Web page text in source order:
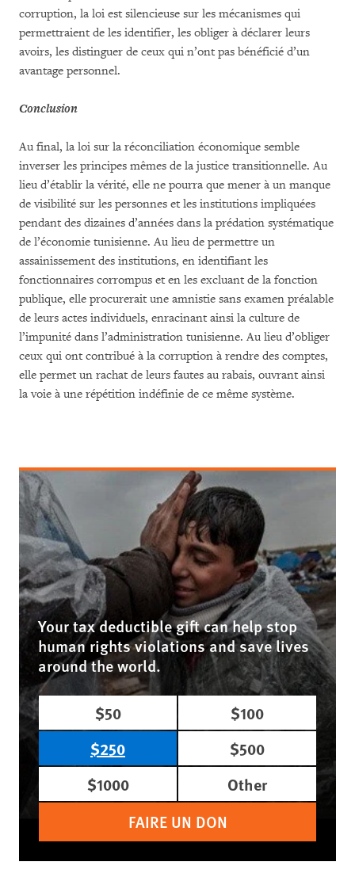
corruption, la loi est silencieuse sur les mécanismes qui
permettraient de les identifier, les obliger à déclarer leurs
avoirs, les distinguer de ceux qui n’ont pas bénéficié d’un
avantage personnel.
Conclusion
Au final, la loi sur la réconciliation économique semble
inverser les principes mêmes de la justice transitionnelle. Au
lieu d’établir la vérité, elle ne pourra que mener à un manque
de visibilité sur les personnes et les institutions impliquées
pendant des dizaines d’années dans la prédation systématique
de l’économie tunisienne. Au lieu de permettre un
assainissement des institutions, en identifiant les
fonctionnaires corrompus et en les excluant de la fonction
publique, elle procurerait une amnistie sans examen préalable
de leurs actes individuels, enracinant ainsi la culture de
l’impunité dans l’administration tunisienne. Au lieu d’obliger
ceux qui ont contribué à la corruption à rendre des comptes,
elle permet un rachat de leurs fautes au rabais, ouvrant ainsi
la voie à une répétition indéfinie de ce même système.
Your tax deductible gift can help stop
human rights violations and save lives
around the world.
$50
$100
$250
$500
$1000
Other
FAIRE UN DON